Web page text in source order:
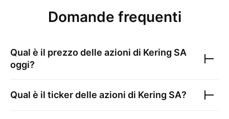
Domande frequenti
Qual è il prezzo delle azioni di Kering SA
oggi?
Qual è il ticker delle azioni di Kering SA?